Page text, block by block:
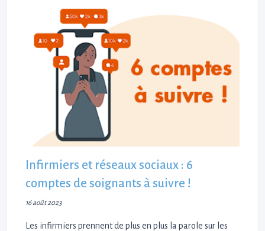
Infirmiers et réseaux sociaux : 6
comptes de soignants à suivre !
16 août 2023
Les infirmiers prennent de plus en plus la parole sur les